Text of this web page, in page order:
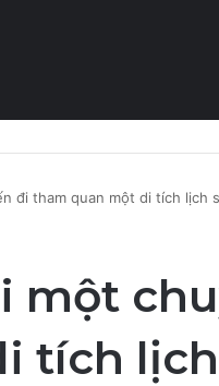
đi tham quan một di tích lịch
một
tích